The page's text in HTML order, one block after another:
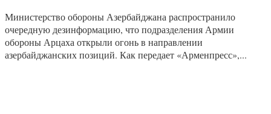
Министерство обороны Азербайджана распространило
очередную дезинформацию, что подразделения Армии
обороны Арцаха открыли огонь в направлении
азербайджанских позиций. Как передает «Арменпресс»,...